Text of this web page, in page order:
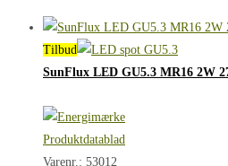
Tilbud
SunFlux LED GU5.3 MR16 2W
Produktdatablad
Varenr.: 53012